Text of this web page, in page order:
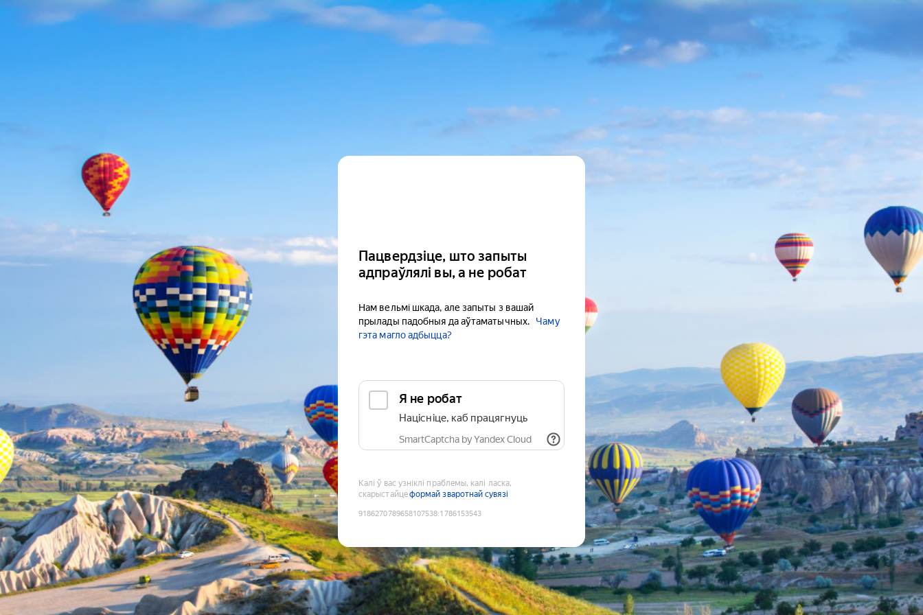
Пацвердзіце, што запыты
адпраўлялі вы, а не робат
Нам вельмі шкада, але запыты з вашай
прылады падобныя да аўтаматычных.
Чаму
гэта магло адбыцца?
Я не робат
Націсніце, каб працягнуць
SmartCaptcha by Yandex Cloud
Калі ў вас узніклі праблемы, калі ласка,
скарыстайцеформай зваротнай сувязі
9186270789658107538:1786153543